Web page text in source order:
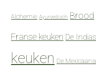
Alchemie Ayurvedisch Brood
Franse keuken De
keuken De